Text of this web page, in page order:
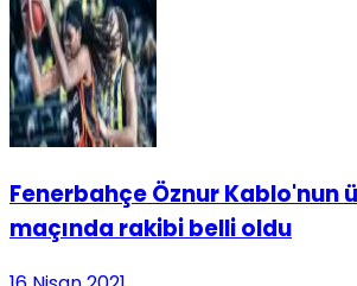
Fenerbahçe Öznur Kablo'nun
maçında rakibi belli oldu